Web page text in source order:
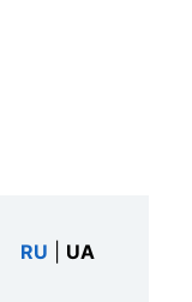
RU UA